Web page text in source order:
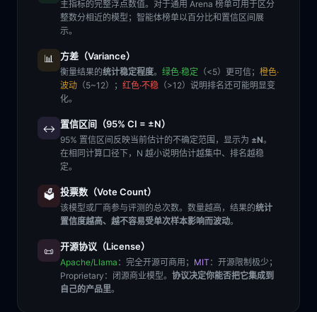
主指标的完整浮点数值。对于通用 Arena 榜单可用于区分
整数分相近的模型；智能体榜单以百分比和置信区间展
示。
📊 方差（Variance）
衡量结果的统计稳定程度。 绿色·稳定 （<5）更可信； 橙色·
波动 （5~12）； 红色·不稳 （>12）说明排名还可能明显变
化。
↔️ 置信区间（95% CI = ±N）
95% 置信区间反映当前估计的不确定范围，显示为 ±N。
在相同计算口径下，N 越小说明估计越集中、排名越稳
定。
🗳️ 投票数（Vote Count）
该模型或厂商参与评测的总次数。数量越高，结果的统计
置信度越高、越不容易受单次样本影响而波动。
📜 开源协议（License）
Apache/Llama ：完全开源可商用； MIT ：开源限制极少；
Proprietary ：闭源商业模型。 协议决定你能否把它集成到
自己的产品里。